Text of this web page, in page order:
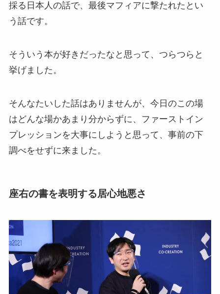
採る日本人の話で、最後マフィアに撃たれたとい
う話です。
そういう本が好きだったなと思って、つらつらと
挙げました。
そんなたいした話はありませんが、今日のこの場
はどんな場かあまり分からずに、ファーストイン
プレッションを大事にしようと思って、事前の下
調べをせずに来ました。
座右の書を表明する居心地悪さ